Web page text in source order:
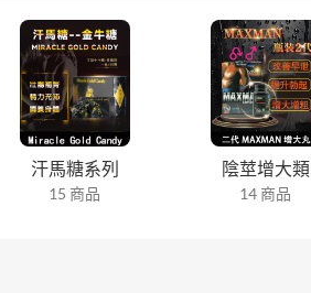
汗馬糖系列
15 商品
陰莖增大類
14 商品